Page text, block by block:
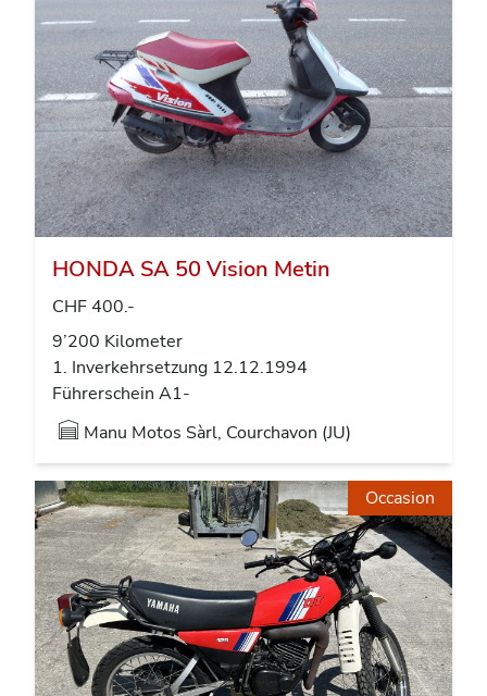
HONDA SA 50 Vision Metin
CHF 400.-
9’200 Kilometer
1. Inverkehrsetzung 12.12.1994
Führerschein A1-
Manu Motos Sàrl, Courchavon (JU)
Occasion